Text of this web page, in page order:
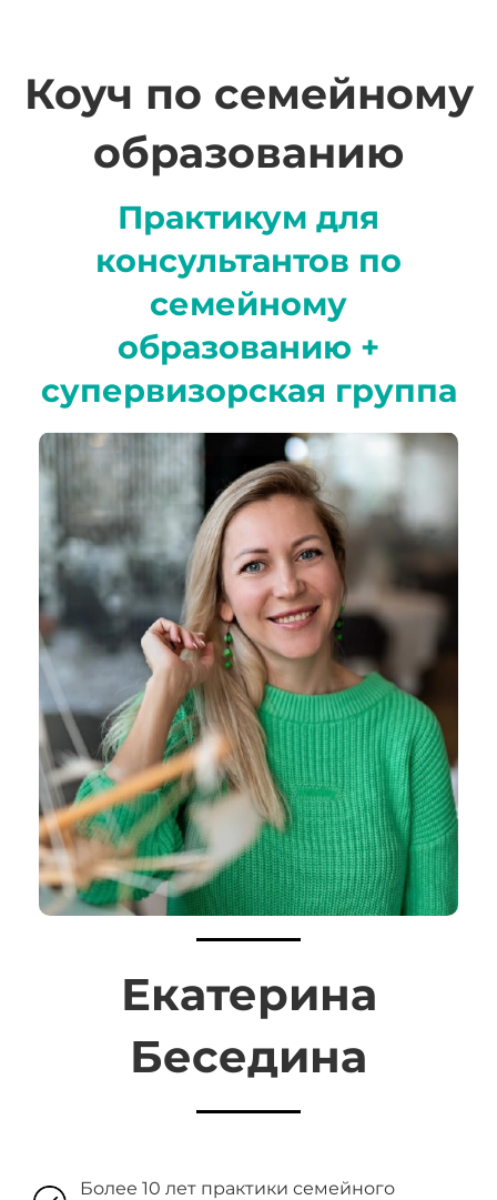
Коуч по семейному
образованию
Практикум для
консультантов по
семейному
образованию +
супервизорская группа
Екатерина
Беседина
Более 10 лет практики семейного